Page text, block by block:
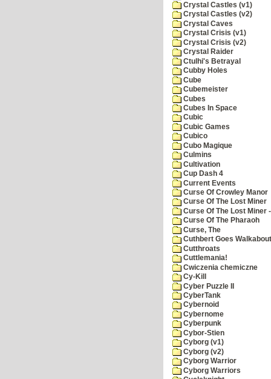
Crystal Castles (v1)
Crystal Castles (v2)
Crystal Caves
Crystal Crisis (v1)
Crystal Crisis (v2)
Crystal Raider
Ctulhi's Betrayal
Cubby Holes
Cube
Cubemeister
Cubes
Cubes In Space
Cubic
Cubic Games
Cubico
Cubo Magique
Culmins
Cultivation
Cup Dash 4
Current Events
Curse Of Crowley Manor
Curse Of The Lost Miner
Curse Of The Lost Miner
Curse Of The Pharaoh
Curse, The
Cuthbert Goes Walkabout
Cutthroats
Cuttlemania!
Cwiczenia chemiczne
Cy-Kill
Cyber Puzzle II
CyberTank
Cybernoid
Cybernome
Cyberpunk
Cybor-Stien
Cyborg (v1)
Cyborg (v2)
Cyborg Warrior
Cyborg Warriors